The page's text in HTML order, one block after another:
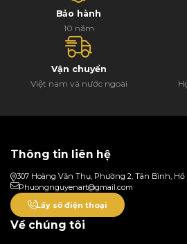
Bảo hành
10 năm
Vận chuyển
Việt nam và nước ngoài
Thông tin liên hệ
307 Hoàng Văn Thụ, Phường 2, Tân Bình,
Phuongnguyenart@gmail.com
Lấy số điện thoại
Về chúng tôi